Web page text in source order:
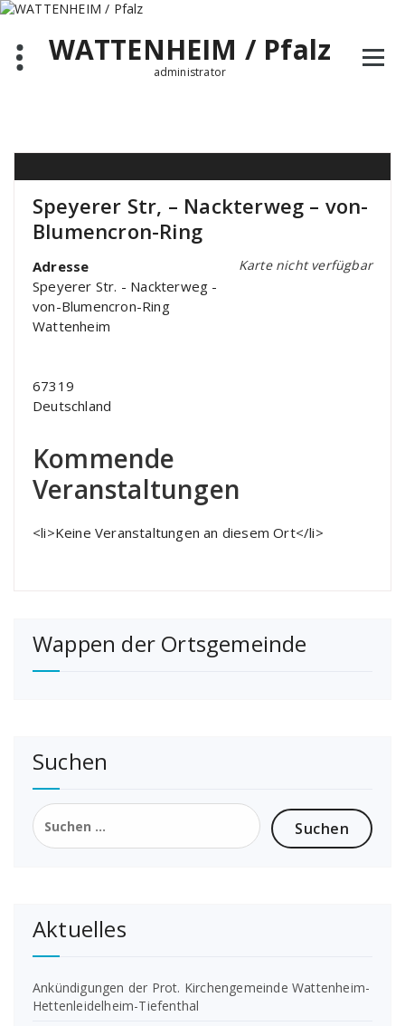
Zum
springenWATTENHEIM / Pfalz
administrator
Speyerer Str, – Nackterweg – von-
Blumencron-Ring
Karte nicht verfügbar
Adresse
Speyerer Str. - Nackterweg -
von-Blumencron-Ring
Wattenheim
67319
Deutschland
Kommende
Veranstaltungen
<li>Keine Veranstaltungen an diesem Ort</li>
Wappen der Ortsgemeinde
Suchen
Suchen
nach:
Aktuelles
Ankündigungen der Prot. Kirchengemeinde Wattenheim-
Hettenleidelheim-Tiefenthal